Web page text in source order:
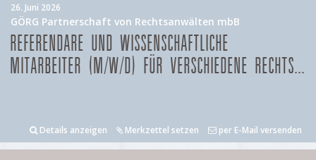
26. Juni 2026
GÖRG Partnerschaft von Rechtsanwälten mbB
REFERENDARE UND WISSENSCHAFTLICHE
MITARBEITER (M/W/D) FÜR VERSCHIEDENE RECHTS...
Details anzeigen Merkzettel setzen per E-Mail versenden